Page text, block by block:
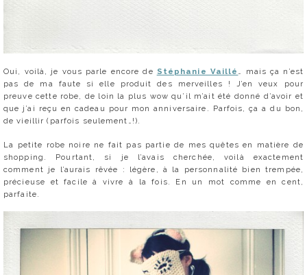
Oui, voilà, je vous parle encore de Stéphanie Vaillé
… mais ça n’est
pas de ma faute si elle produit des merveilles ! J’en veux pour
preuve cette robe, de loin la plus wow qu’il m’ait été donné d’avoir et
que j’ai reçu en cadeau pour mon anniversaire. Parfois, ça a du bon,
de vieillir (parfois seulement…!).
La petite robe noire ne fait pas partie de mes quêtes en matière de
shopping. Pourtant, si je l’avais cherchée, voilà exactement
comment je l’aurais rêvée : légère, à la personnalité bien trempée,
précieuse et facile à vivre à la fois. En un mot comme en cent,
parfaite.